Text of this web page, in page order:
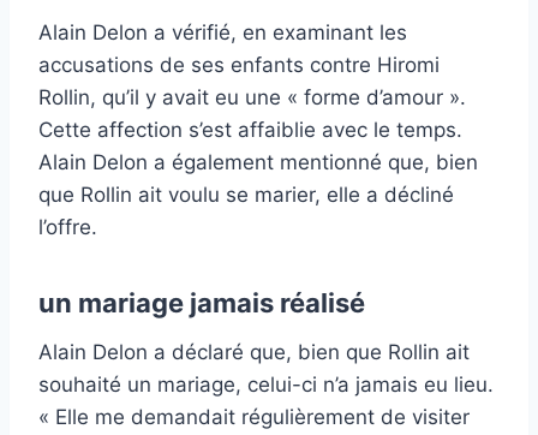
Alain Delon a vérifié, en examinant les
accusations de ses enfants contre Hiromi
Rollin, qu’il y avait eu une « forme d’amour ».
Cette affection s’est affaiblie avec le temps.
Alain Delon a également mentionné que, bien
que Rollin ait voulu se marier, elle a décliné
l’offre.
un mariage jamais réalisé
Alain Delon a déclaré que, bien que Rollin ait
souhaité un mariage, celui-ci n’a jamais eu lieu.
« Elle me demandait régulièrement de visiter